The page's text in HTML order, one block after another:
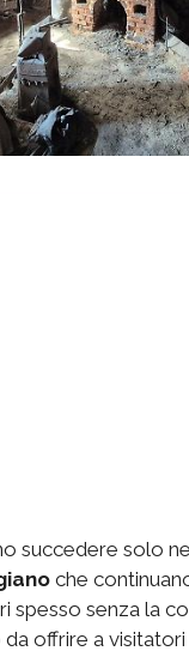
succedere solo
che
spesso senza la
offrire a